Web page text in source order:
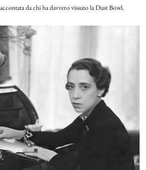
da chi ha davvero vissuto la Dust Bowl.